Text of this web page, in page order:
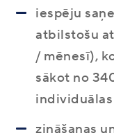
iespēju
atbilstošu
/ mēnesī),
sākot no
zināšanas